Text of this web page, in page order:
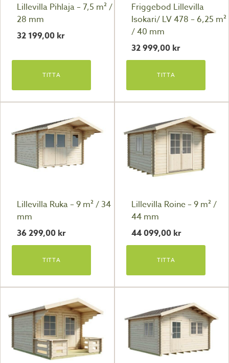
Lillevilla Pihlaja – 7,5 m² /
28 mm
32 199,00 kr
TITTA
Friggebod Lillevilla
Isokari/ LV 478 – 6,25 m²
/ 40 mm
32 999,00 kr
TITTA
Lillevilla Ruka – 9 m² / 34
mm
36 299,00 kr
TITTA
Lillevilla Roine – 9 m² /
44 mm
44 099,00 kr
TITTA